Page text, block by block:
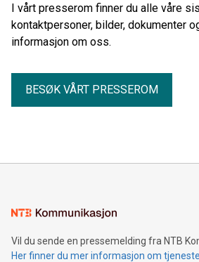
I vårt presserom finner du alle våre
kontaktpersoner, bilder, dokumenter
informasjon om oss.
BESØK VÅRT PRESSEROM
Vil du sende en pressemelding fra NTB
Her finner du mer informasjon om